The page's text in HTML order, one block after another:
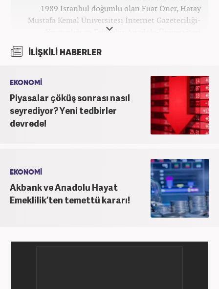
1989 İstanbul doğumlu olan Fuat Öner, Hatay
Mustafa Kemal Üniversitesi İnternet Gazeteciliği-
Yayıncılığı ve Eskişehir Anadolu Üniversitesi
Üniversitesi Sosyal Medya Yönetimi’nde yüksek
yılında adım atan Öner, Star TV ve Habertürk
gazetelerinde çeşitli görevler üstlendi. 2012 yılında
Kanal7 Medya Grubu'na haber editörü olarak katılan
Öner, şu anda Haber7.com'da Yayın Koordinatörü
olarak görev yapmaktadır. Evli ve bir çocuk babasıdır.
İLİŞKİLİ HABERLER
EKONOMİ
Piyasalar çöküş sonrası nasıl
seyrediyor? Yeni tedbirler
devrede!
EKONOMİ
Akbank ve Anadolu Hayat
Emeklilik’ten temettü kararı!